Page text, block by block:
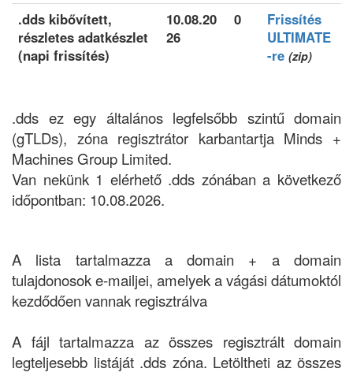
.dds kibővített,
részletes adatkészlet
(napi frissítés)
10.08.20
26
0
Frissítés
ULTIMATE
-re (zip)
.dds ez egy általános legfelsőbb szintű domain
(gTLDs), zóna regisztrátor karbantartja Minds +
Machines Group Limited.
Van nekünk 1 elérhető .dds zónában a következő
időpontban: 10.08.2026.
A lista tartalmazza a domain + a domain
tulajdonosok e-mailjei, amelyek a vágási dátumoktól
kezdődően vannak regisztrálva
A fájl tartalmazza az összes regisztrált domain
legteljesebb listáját .dds zóna. Letöltheti az összes